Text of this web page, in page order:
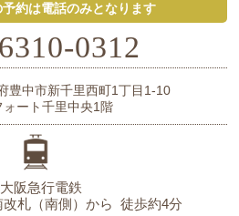
約は電話のみとなります
0312
豊中市新千里西町1丁目1-10
ォート千里中央1階
阪急行電鉄
改札（南側）から 徒歩約4分